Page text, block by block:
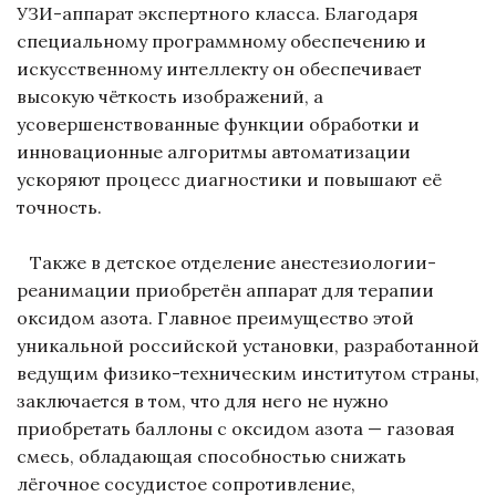
УЗИ-аппарат экспертного класса. Благодаря
специальному программному обеспечению и
искусственному интеллекту он обеспечивает
высокую чёткость изображений, а
усовершенствованные функции обработки и
инновационные алгоритмы автоматизации
ускоряют процесс диагностики и повышают её
точность.
Также в детское отделение анестезиологии-
реанимации приобретён аппарат для терапии
оксидом азота. Главное преимущество этой
уникальной российской установки, разработанной
ведущим физико-техническим институтом страны,
заключается в том, что для него не нужно
приобретать баллоны с оксидом азота — газовая
смесь, обладающая способностью снижать
лёгочное сосудистое сопротивление,